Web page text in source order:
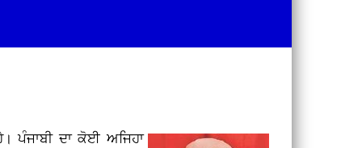
ਪੰਜਾਬੀ ਦਾ ਕੋਈ ਅਜਿਹਾ